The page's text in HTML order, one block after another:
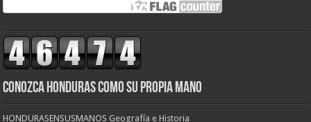
CONOZCA HONDURAS COMO SU PROPIA MANO
HONDURASENSUSMANOS Geografía e Historia